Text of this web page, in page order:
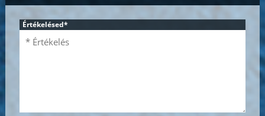
Értékelésed*